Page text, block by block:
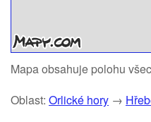
Mapa obsahuje polohu
Oblast: Orlické hory →